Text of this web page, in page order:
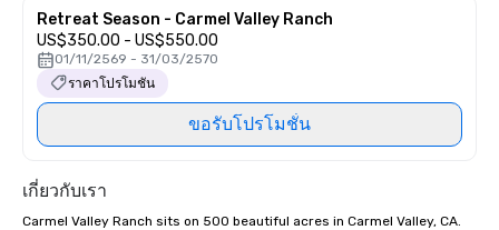
Retreat Season - Carmel Valley Ranch
US$350.00 - US$550.00
01/11/2569 - 31/03/2570
ราคาโปรโมชัน
ขอรับโปรโมชั่น
เกี่ยวกับเรา
Carmel Valley Ranch sits on 500 beautiful acres in Carmel Valley, CA.